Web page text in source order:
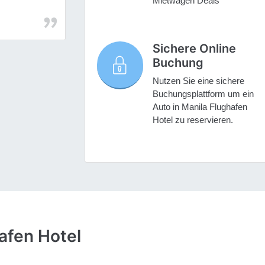
Sichere Online
Buchung
Nutzen Sie eine sichere
Buchungsplattform um ein
Auto in Manila Flughafen
Hotel zu reservieren.
Hotel